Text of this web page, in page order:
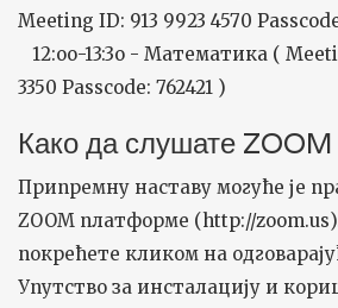
Meeting ID: 913 9923 4570
12:оо-13:3о - Математика (
3350 Passcode: 762421 )
Како да слушате
Припремну наставу могуће је
ZOOM платформе (http://zoom.us
покрећете кликом на
Упутство за инсталацију и